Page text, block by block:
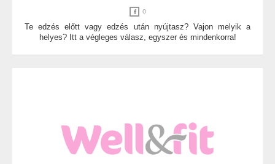
0
Te edzés előtt vagy edzés után nyújtasz? Vajon melyik a
helyes? Itt a végleges válasz, egyszer és mindenkorra!